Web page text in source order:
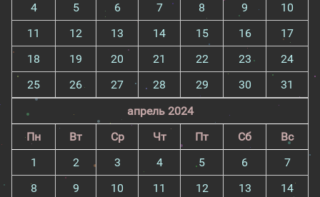
4
5 6 7 8 9
10
11
12 13 14 15 16
17
18
19 20 21 22 23
24
25
26 27 28 29 30
31
апрель 2024
Пн
Вт Ср Чт Пт Сб
Вс
1
2 3 4 5 6
7
8
9 10 11 12 13
14